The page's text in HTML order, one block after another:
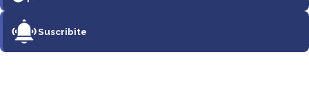
Suscribite